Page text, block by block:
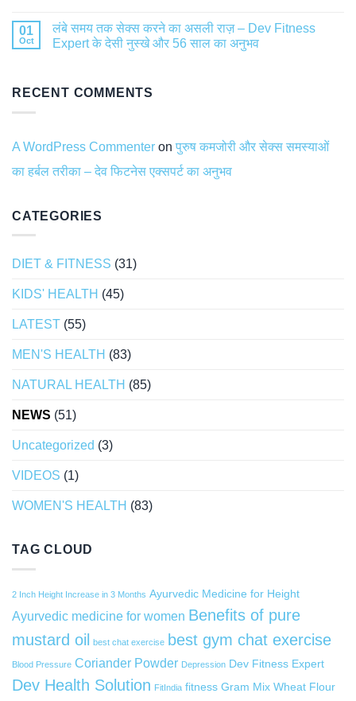
01
Oct
लंबे समय तक सेक्स करने का असली राज़ – Dev Fitness
Expert के देसी नुस्खे और 56 साल का अनुभव
RECENT COMMENTS
A WordPress Commenter on पुरुष कमजोरी और सेक्स समस्याओं
का हर्बल तरीका – देव फिटनेस एक्सपर्ट का अनुभव
CATEGORIES
DIET & FITNESS (31)
KIDS' HEALTH (45)
LATEST (55)
MEN'S HEALTH (83)
NATURAL HEALTH (85)
NEWS (51)
Uncategorized (3)
VIDEOS (1)
WOMEN'S HEALTH (83)
TAG CLOUD
2 Inch Height Increase in 3 Months Ayurvedic Medicine for Height
Ayurvedic medicine for women Benefits of pure
mustard oil
best chat exercise best gym chat exercise
Blood Pressure Coriander Powder Depression Dev Fitness Expert
Dev Health Solution FitIndia fitness Gram Mix Wheat Flour